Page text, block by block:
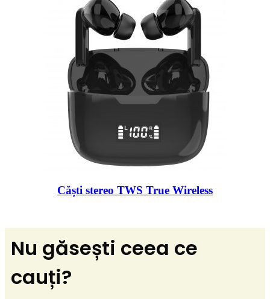
Căști stereo TWS True Wireless
Nu găsești ceea ce
cauți?